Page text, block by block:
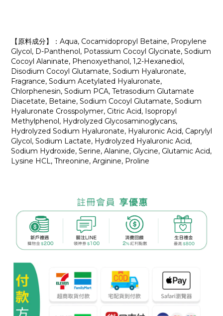
【原料成分】：Aqua, Cocamidopropyl Betaine, Propylene
Glycol, D-Panthenol, Potassium Cocoyl Glycinate, Sodium
Cocoyl Alaninate, Phenoxyethanol, 1,2-Hexanediol,
Disodium Cocoyl Glutamate, Sodium Hyaluronate,
Fragrance, Sodium Acetylated Hyaluronate,
Chlorphenesin, Sodium PCA, Tetrasodium Glutamate
Diacetate, Betaine, Sodium Cocoyl Glutamate, Sodium
Hyaluronate Crosspolymer, Citric Acid, Isopropyl
Methylphenol, Hydrolyzed Glycosaminoglycans,
Hydrolyzed Sodium Hyaluronate, Hyaluronic Acid, Caprylyl
Glycol, Sodium Lactate, Hydrolyzed Hyaluronic Acid,
Sodium Hydroxide, Serine, Alanine, Glycine, Glutamic Acid,
Lysine HCL, Threonine, Arginine, Proline